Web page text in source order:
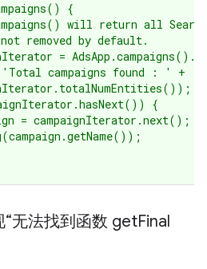
{
will return all
removed by default.
=
campaigns found : ' +
{
= campaignIterator.next();
无法找到函数 getFinal